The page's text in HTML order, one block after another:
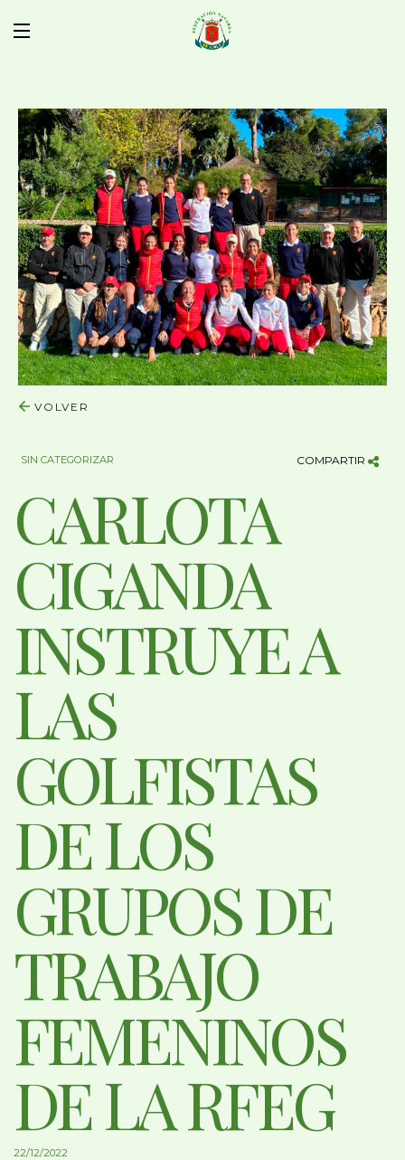
VOLVER
SIN CATEGORIZAR COMPARTIR
CARLOTA
CIGANDA
INSTRUYE A
LAS
GOLFISTAS
DE LOS
GRUPOS DE
TRABAJO
FEMENINOS
DE LA RFEG
22/12/2022